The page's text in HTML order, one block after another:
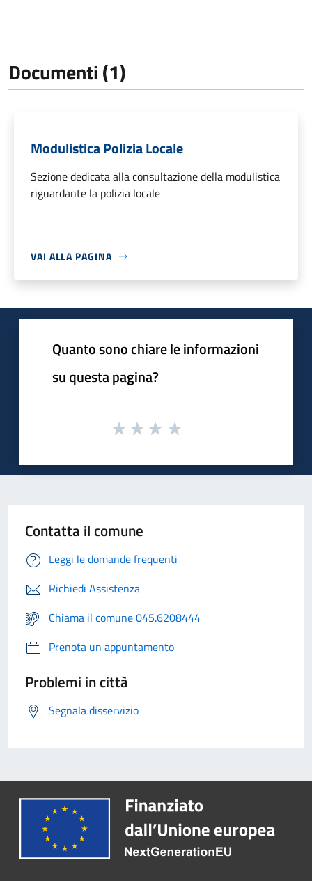
Documenti (1)
Modulistica Polizia Locale
Sezione dedicata alla consultazione della modulistica
riguardante la polizia locale
VAI ALLA PAGINA
Quanto sono chiare le informazioni
su questa pagina?
Contatta il comune
Leggi le domande frequenti
Richiedi Assistenza
Chiama il comune 045.6208444
Prenota un appuntamento
Problemi in città
Segnala disservizio